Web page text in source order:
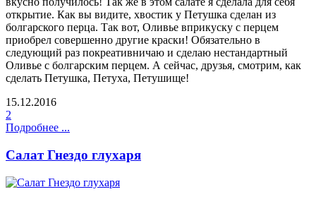
открытие. Как вы видите, хвостик у Петушка сделан из
болгарского перца. Так вот, Оливье вприкуску с перцем
приобрел совершенно другие краски! Обязательно в
следующий раз покреативничаю и сделаю нестандартный
Оливье с болгарским перцем. А сейчас, друзья, смотрим, как
сделать Петушка, Петуха, Петушище!
15.12.2016
2
Подробнее ...
Салат Гнездо глухаря